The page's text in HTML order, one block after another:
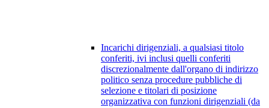
Incarichi dirigenziali, a qualsiasi titolo
conferiti, ivi inclusi quelli conferiti
discrezionalmente dall'organo di indirizzo
politico senza procedure pubbliche di
selezione e titolari di posizione
organizzativa con funzioni dirigenziali (da